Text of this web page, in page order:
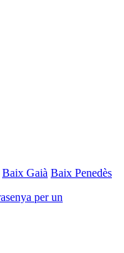
Baix Gaià Baix Penedès